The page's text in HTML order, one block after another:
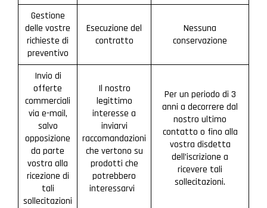
Gestione
delle vostre
richieste di
preventivo
Esecuzione del
contratto
Nessuna
conservazione
Invio di
offerte
commerciali
via e-mail,
salvo
opposizione
da parte
vostra alla
ricezione di
tali
sollecitazioni
Il nostro
legittimo
interesse a
inviarvi
raccomandazioni
che vertono su
prodotti che
potrebbero
interessarvi
Per un periodo di 3
anni a decorrere dal
nostro ultimo
contatto o fino alla
vostra disdetta
dell’iscrizione a
ricevere tali
sollecitazioni.